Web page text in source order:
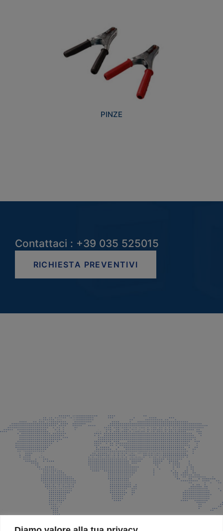
PINZE
Contattaci : +39 035 525015
RICHIESTA PREVENTIVI
info@faeg.it
COMMERCIALE E SPEDIZIONI
Via Padre Elzi, 32 Grassobbio (BG)
035 525015
035 335037
info@faeg.it
SITE MAP